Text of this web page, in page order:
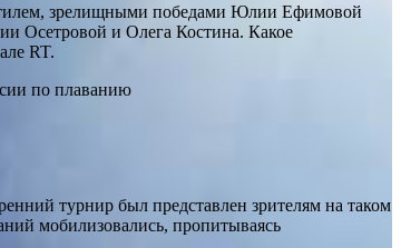
зрелищными победами Юлии Ефимовой
Осетровой и Олега Костина. Какое
RT.
турнир был представлен зрителям на таком
мобилизовались, пропитываясь